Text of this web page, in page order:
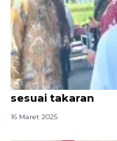
Bulog DIY
sesuai takaran
16 Maret 2025